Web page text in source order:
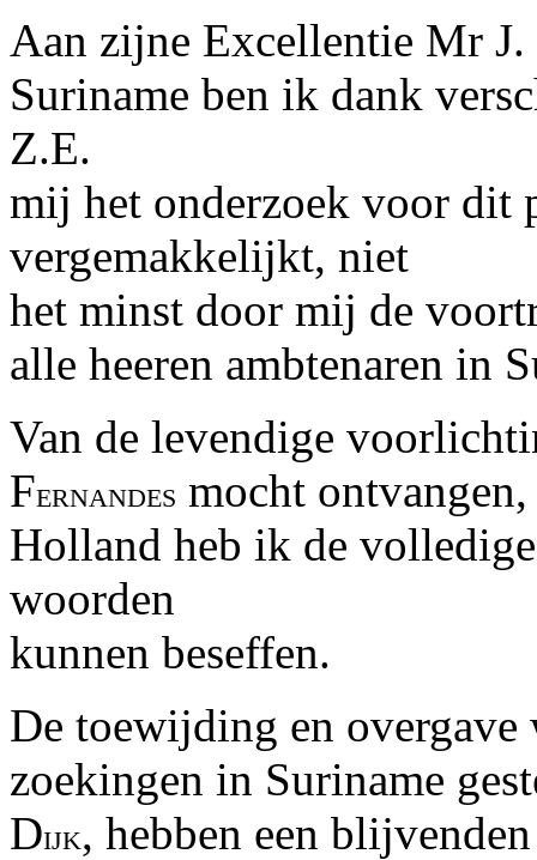
Aan zijne Excellentie Mr
Suriname ben ik dank
Z.E.
mij het onderzoek voor dit
vergemakkelijkt, niet
het minst door mij de
alle heeren ambtenaren in
Van de levendige
Fernandes mocht
Holland heb ik de
woorden
kunnen beseffen.
De toewijding en
zoekingen in Suriname
Dijk, hebben een